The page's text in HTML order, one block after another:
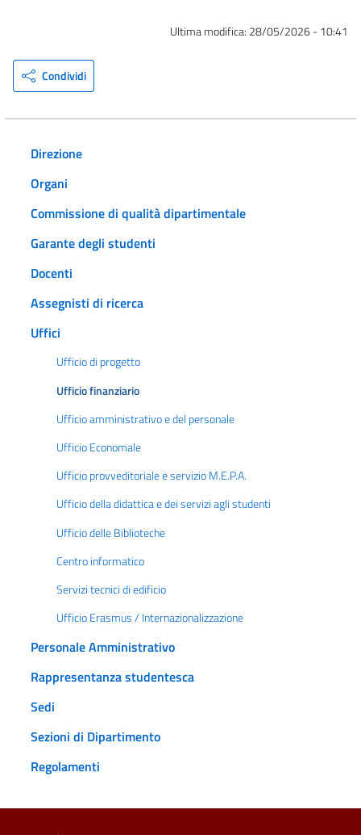
Ultima modifica: 28/05/2026 - 10:41
Condividi
Direzione
Organi
Commissione di qualità dipartimentale
Garante degli studenti
Docenti
Assegnisti di ricerca
Uffici
Ufficio di progetto
Ufficio finanziario
Ufficio amministrativo e del personale
Ufficio Economale
Ufficio provveditoriale e servizio M.E.P.A.
Ufficio della didattica e dei servizi agli studenti
Ufficio delle Biblioteche
Centro informatico
Servizi tecnici di edificio
Ufficio Erasmus / Internazionalizzazione
Personale Amministrativo
Rappresentanza studentesca
Sedi
Sezioni di Dipartimento
Regolamenti